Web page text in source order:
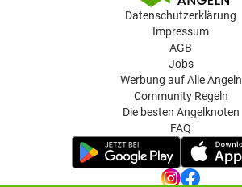
Datenschutzerklärung
Impressum
AGB
Jobs
Werbung auf Alle Angeln
Community Regeln
Die besten Angelknoten
FAQ